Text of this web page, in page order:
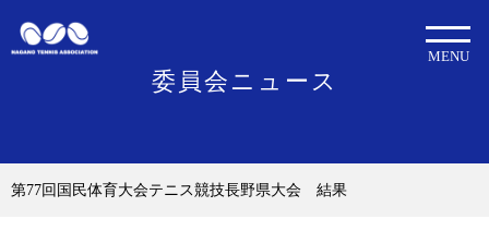
委員会ニュース
MENU
第77回国民体育大会テニス競技長野県大会 結果